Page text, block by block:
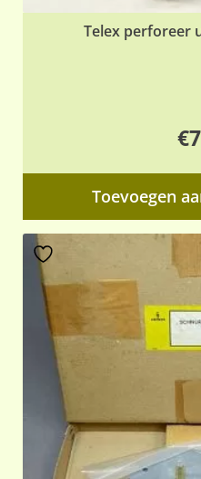
Telex perforeer
€
Toevoegen